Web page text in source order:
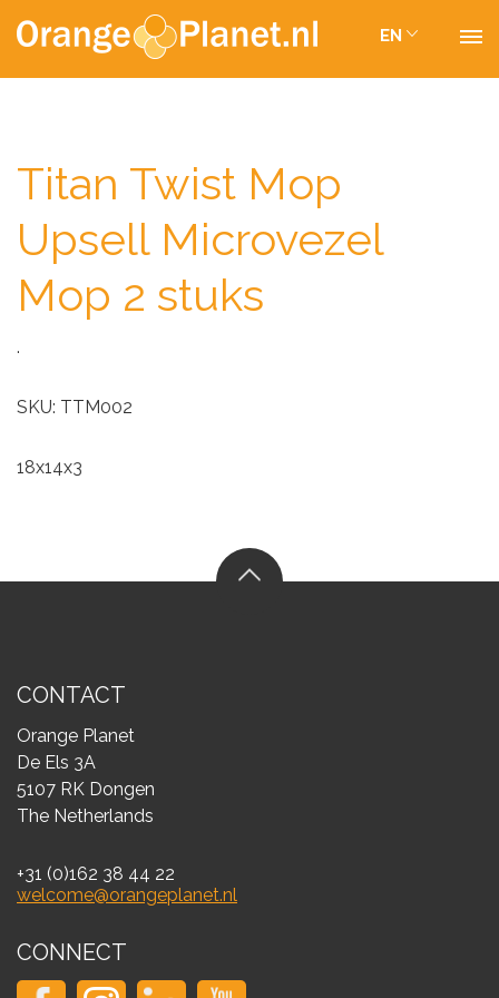
EN
Titan Twist Mop
Upsell Microvezel
Mop 2 stuks
.
SKU: TTM002
18x14x3
CONTACT
Orange Planet
De Els 3A
5107 RK Dongen
The Netherlands
+31 (0)162 38 44 22
welcome@orangeplanet.nl
CONNECT